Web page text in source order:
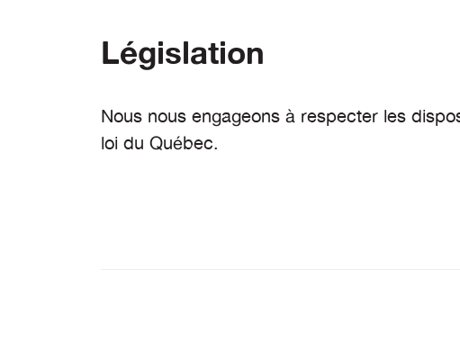
Législation
Nous nous engageons à respecter les
loi du Québec.